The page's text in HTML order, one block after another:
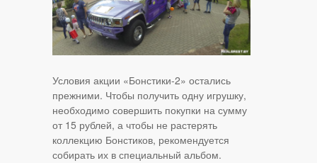
Условия акции «Бонстики-2» остались
прежними. Чтобы получить одну игрушку,
необходимо совершить покупки на сумму
от 15 рублей, а чтобы не растерять
коллекцию Бонстиков, рекомендуется
собирать их в специальный альбом.